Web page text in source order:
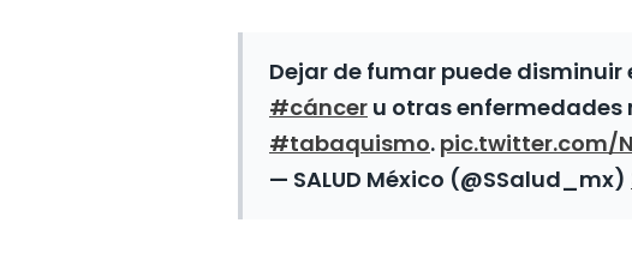
Dejar de fumar puede disminuir
#cáncer u otras enfermedades
#tabaquismo. pic.twitter.com/
— SALUD México (@SSalud_mx)